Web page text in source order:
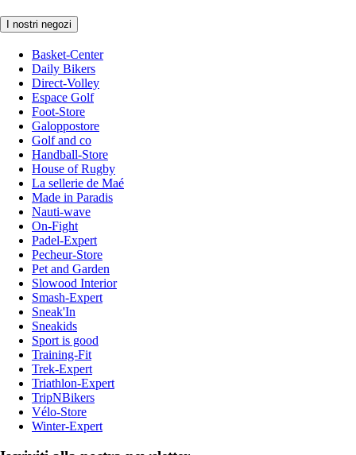
I nostri negozi
Basket-Center
Daily Bikers
Direct-Volley
Espace Golf
Foot-Store
Galoppostore
Golf and co
Handball-Store
House of Rugby
La sellerie de Maé
Made in Paradis
Nauti-wave
On-Fight
Padel-Expert
Pecheur-Store
Pet and Garden
Slowood Interior
Smash-Expert
Sneak'In
Sneakids
Sport is good
Training-Fit
Trek-Expert
Triathlon-Expert
TripNBikers
Vélo-Store
Winter-Expert